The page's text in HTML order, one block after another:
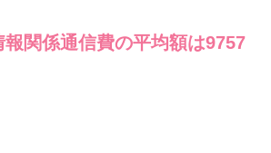
関係通信費の平均額は9757